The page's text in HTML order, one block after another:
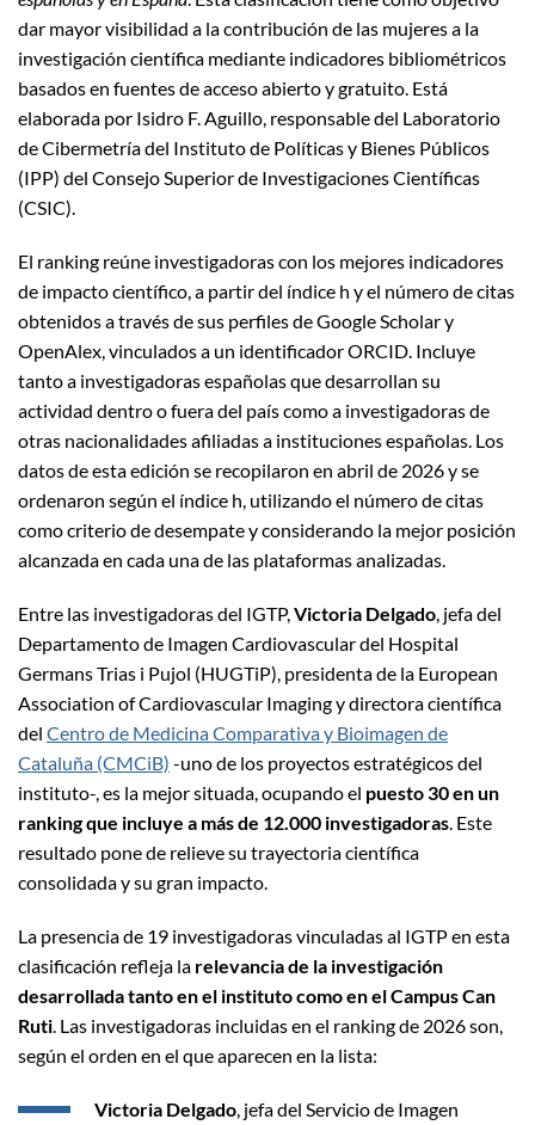
dar mayor visibilidad a la contribución de las mujeres a la
investigación científica mediante indicadores bibliométricos
basados en fuentes de acceso abierto y gratuito. Está
elaborada por Isidro F. Aguillo, responsable del Laboratorio
de Cibermetría del Instituto de Políticas y Bienes Públicos
(IPP) del Consejo Superior de Investigaciones Científicas
(CSIC).
El ranking reúne investigadoras con los mejores indicadores
de impacto científico, a partir del índice h y el número de citas
obtenidos a través de sus perfiles de Google Scholar y
OpenAlex, vinculados a un identificador ORCID. Incluye
tanto a investigadoras españolas que desarrollan su
actividad dentro o fuera del país como a investigadoras de
otras nacionalidades afiliadas a instituciones españolas. Los
datos de esta edición se recopilaron en abril de 2026 y se
ordenaron según el índice h, utilizando el número de citas
como criterio de desempate y considerando la mejor posición
alcanzada en cada una de las plataformas analizadas.
Entre las investigadoras del IGTP, Victoria Delgado , jefa del
Departamento de Imagen Cardiovascular del Hospital
Germans Trias i Pujol (HUGTiP), presidenta de la European
Association of Cardiovascular Imaging y directora científica
del Centro de Medicina Comparativa y Bioimagen de
Cataluña (CMCiB) -uno de los proyectos estratégicos del
instituto-, es la mejor situada, ocupando el puesto 30 en un
ranking que incluye a más de 12.000 investigadoras . Este
resultado pone de relieve su trayectoria científica
consolidada y su gran impacto.
La presencia de 19 investigadoras vinculadas al IGTP en esta
clasificación refleja la relevancia de la investigación
desarrollada tanto en el instituto como en el Campus Can
Ruti . Las investigadoras incluidas en el ranking de 2026 son,
según el orden en el que aparecen en la lista:
Victoria Delgado , jefa del Servicio de Imagen